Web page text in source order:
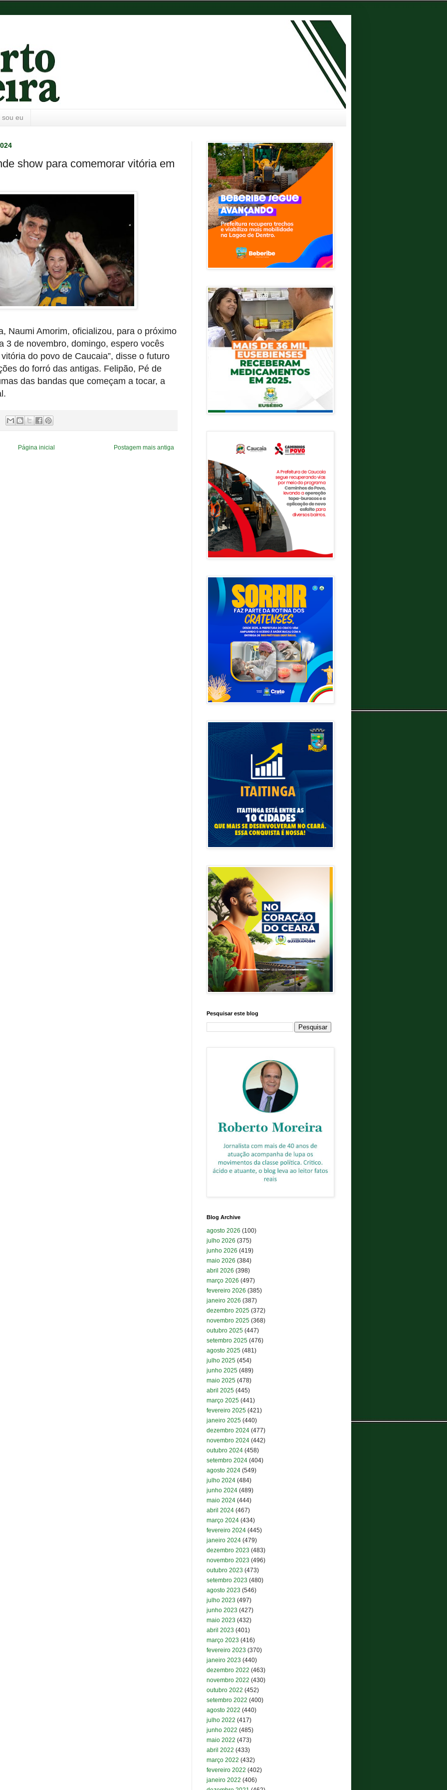
sou eu
show para comemorar vitória em
Naumi Amorim, oficializou, para o próximo
3 de novembro, domingo, espero vocês
do povo de Caucaia”, disse o futuro
do forró das antigas. Felipão, Pé de
das bandas que começam a tocar, a
Postagem mais antiga
Página inicial
Pesquisar este blog
Blog Archive
agosto 2026 (100)
julho 2026 (375)
junho 2026 (419)
maio 2026 (384)
abril 2026 (398)
março 2026 (497)
fevereiro 2026 (385)
janeiro 2026 (387)
dezembro 2025 (372)
novembro 2025 (368)
outubro 2025 (447)
setembro 2025 (476)
agosto 2025 (481)
julho 2025 (454)
junho 2025 (489)
maio 2025 (478)
abril 2025 (445)
março 2025 (441)
fevereiro 2025 (421)
janeiro 2025 (440)
dezembro 2024 (477)
novembro 2024 (442)
outubro 2024 (458)
setembro 2024 (404)
agosto 2024 (549)
julho 2024 (484)
junho 2024 (489)
maio 2024 (444)
abril 2024 (467)
março 2024 (434)
fevereiro 2024 (445)
janeiro 2024 (479)
dezembro 2023 (483)
novembro 2023 (496)
outubro 2023 (473)
setembro 2023 (480)
agosto 2023 (546)
julho 2023 (497)
junho 2023 (427)
maio 2023 (432)
abril 2023 (401)
março 2023 (416)
fevereiro 2023 (370)
janeiro 2023 (440)
dezembro 2022 (463)
novembro 2022 (430)
outubro 2022 (452)
setembro 2022 (400)
agosto 2022 (440)
julho 2022 (417)
junho 2022 (485)
maio 2022 (473)
abril 2022 (433)
março 2022 (432)
fevereiro 2022 (402)
janeiro 2022 (406)